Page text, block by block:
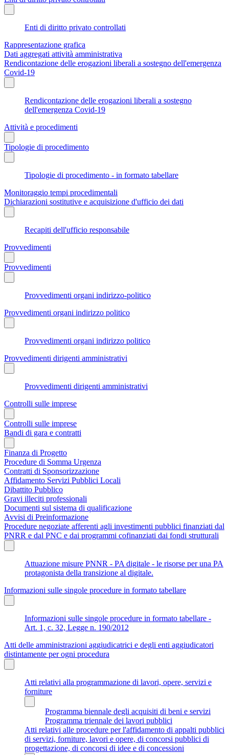
Enti di diritto privato controllati
Rappresentazione grafica
Dati aggregati attività amministrativa
Rendicontazione delle erogazioni liberali a sostegno dell'emergenza
Covid-19
Rendicontazione delle erogazioni liberali a sostegno
dell'emergenza Covid-19
Attività e procedimenti
Tipologie di procedimento
Tipologie di procedimento - in formato tabellare
Monitoraggio tempi procedimentali
Dichiarazioni sostitutive e acquisizione d'ufficio dei dati
Recapiti dell'ufficio responsabile
Provvedimenti
Provvedimenti
Provvedimenti organi indirizzo-politico
Provvedimenti organi indirizzo politico
Provvedimenti organi indirizzo politico
Provvedimenti dirigenti amministrativi
Provvedimenti dirigenti amministrativi
Controlli sulle imprese
Controlli sulle imprese
Bandi di gara e contratti
Finanza di Progetto
Procedure di Somma Urgenza
Contratti di Sponsorizzazione
Affidamento Servizi Pubblici Locali
Dibattito Pubblico
Gravi illeciti professionali
Documenti sul sistema di qualificazione
Avvisi di Preinformazione
Procedure negoziate afferenti agli investimenti pubblici finanziati dal
PNRR e dal PNC e dai programmi cofinanziati dai fondi strutturali
Attuazione misure PNNR - PA digitale - le risorse per una PA
protagonista della transizione al digitale.
Informazioni sulle singole procedure in formato tabellare
Informazioni sulle singole procedure in formato tabellare -
Art. 1, c. 32, Legge n. 190/2012
Atti delle amministrazioni aggiudicatrici e degli enti aggiudicatori
distintamente per ogni procedura
Atti relativi alla programmazione di lavori, opere, servizi e
forniture
Programma biennale degli acquisiti di beni e servizi
Programma triennale dei lavori pubblici
Atti relativi alle procedure per l'affidamento di appalti pubblici
di servizi, forniture, lavori e opere, di concorsi pubblici di
progettazione, di concorsi di idee e di concessioni